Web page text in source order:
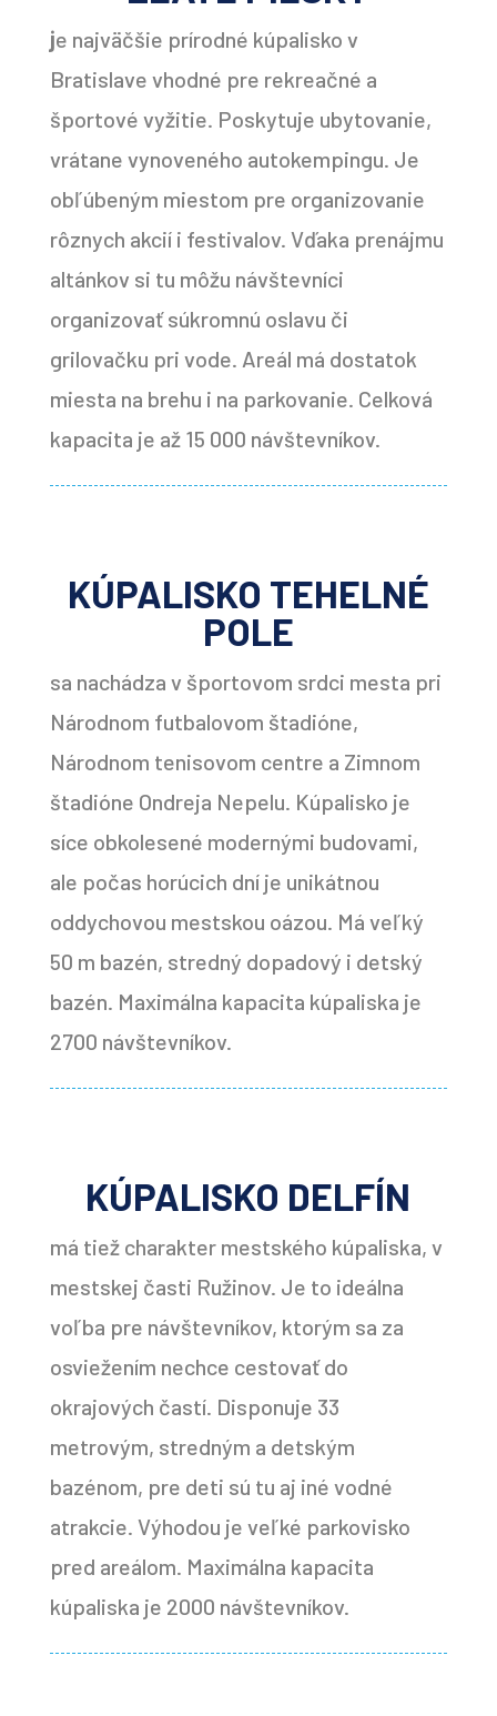
je najväčšie prírodné kúpalisko v
Bratislave vhodné pre rekreačné a
športové vyžitie. Poskytuje ubytovanie,
vrátane vynoveného autokempingu. Je
obľúbeným miestom pre organizovanie
rôznych akcií i festivalov. Vďaka prenájmu
altánkov si tu môžu návštevníci
organizovať súkromnú oslavu či
grilovačku pri vode. Areál má dostatok
miesta na brehu i na parkovanie. Celková
kapacita je až 15 000 návštevníkov.
KÚPALISKO TEHELNÉ
POLE
sa nachádza v športovom srdci mesta pri
Národnom futbalovom štadióne,
Národnom tenisovom centre a Zimnom
štadióne Ondreja Nepelu. Kúpalisko je
síce obkolesené modernými budovami,
ale počas horúcich dní je unikátnou
oddychovou mestskou oázou. Má veľký
50 m bazén, stredný dopadový i detský
bazén. Maximálna kapacita kúpaliska je
2700 návštevníkov.
KÚPALISKO DELFÍN
má tiež charakter mestského kúpaliska, v
mestskej časti Ružinov. Je to ideálna
voľba pre návštevníkov, ktorým sa za
osviežením nechce cestovať do
okrajových častí. Disponuje 33
metrovým, stredným a detským
bazénom, pre deti sú tu aj iné vodné
atrakcie. Výhodou je veľké parkovisko
pred areálom. Maximálna kapacita
kúpaliska je 2000 návštevníkov.